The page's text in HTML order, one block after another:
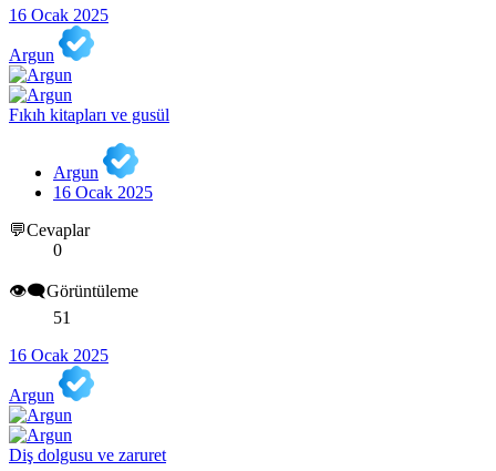
16 Ocak 2025
Argun
Fıkıh kitapları ve gusül
Argun
16 Ocak 2025
💬Cevaplar
0
👁️‍🗨️Görüntüleme
51
16 Ocak 2025
Argun
Diş dolgusu ve zaruret